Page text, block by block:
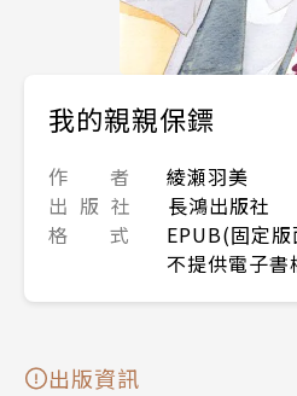
我的親親保鏢
作 者
綾瀬羽美
出 版 社
長鴻出版社
格 式
EPUB(固定版
不提供電子書
出版資訊